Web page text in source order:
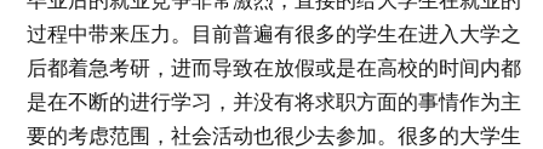
过程中带来压力。目前普遍有很多的学生在进入大学之
后都着急考研，进而导致在放假或是在高校的时间内都
是在不断的进行学习，并没有将求职方面的事情作为主
要的考虑范围，社会活动也很少去参加。很多的大学生